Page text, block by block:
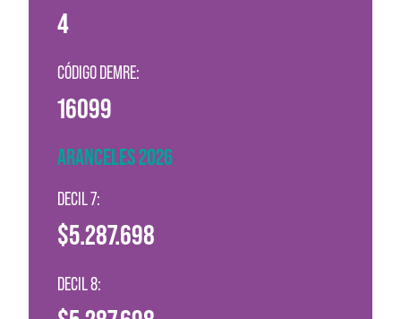
4
CÓDIGO DEMRE:
16099
ARANCELES 2026
DECIL 7:
$5.287.698
DECIL 8: